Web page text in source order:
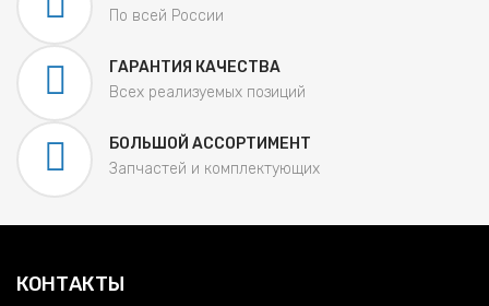
По всей России
ГАРАНТИЯ КАЧЕСТВА
Всех реализуемых позиций
БОЛЬШОЙ АССОРТИМЕНТ
Запчастей и комплектующих
КОНТАКТЫ